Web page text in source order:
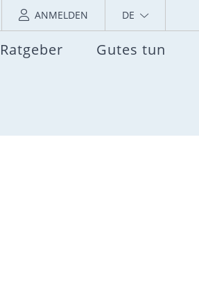
ANMELDEN DE
Ratgeber Gutes tun